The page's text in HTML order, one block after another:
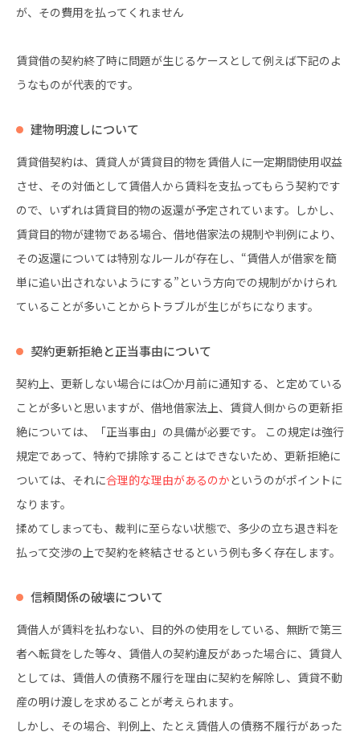
が、その費用を払ってくれません
賃貸借の契約終了時に問題が生じるケースとして例えば下記のよ
うなものが代表的です。
建物明渡しについて
賃貸借契約は、賃貸人が賃貸目的物を賃借人に一定期間使用収益
させ、その対価として賃借人から賃料を支払ってもらう契約です
ので、いずれは賃貸目的物の返還が予定されています。しかし、
賃貸目的物が建物である場合、借地借家法の規制や判例により、
その返還については特別なルールが存在し、“賃借人が借家を簡
単に追い出されないようにする”という方向での規制がかけられ
ていることが多いことからトラブルが生じがちになります。
契約更新拒絶と正当事由について
契約上、更新しない場合には〇か月前に通知する、と定めている
ことが多いと思いますが、借地借家法上、賃貸人側からの更新拒
絶については、「正当事由」の具備が必要です。 この規定は強行
規定であって、特約で排除することはできないため、更新拒絶に
ついては、それに合理的な理由があるのか というのがポイントに
なります。
揉めてしまっても、裁判に至らない状態で、多少の立ち退き料を
払って交渉の上で契約を終結させるという例も多く存在します。
信頼関係の破壊について
賃借人が賃料を払わない、目的外の使用をしている、無断で第三
者へ転貸をした等々、賃借人の契約違反があった場合に、賃貸人
としては、賃借人の債務不履行を理由に契約を解除し、賃貸不動
産の明け渡しを求めることが考えられます。
しかし、その場合、判例上、たとえ賃借人の債務不履行があった